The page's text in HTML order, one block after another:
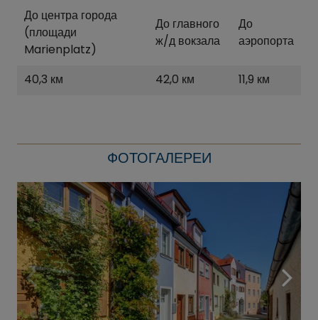
До центра города
(площади
Marienplatz)
До главного
ж/д вокзала
До
аэропорта
40,3 км 42,0 км 11,9 км
ФОТОГАЛЕРЕИ